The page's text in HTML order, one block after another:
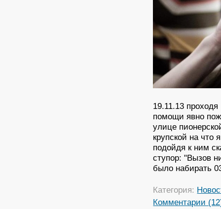
19.11.13
помощи явно
улице
крупской на
подойдя к ним
ступор: "Вызов
было набирать
Категория:
Комментарии